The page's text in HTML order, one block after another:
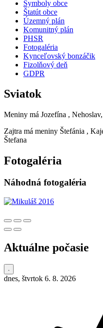
Symboly obce
Štatút obce
Územný plán
Komunitný plán
PHSR
Fotogaléria
Kynceľovský bonzáčik
Fizolňový deň
GDPR
Sviatok
Meniny má Jozefína ,
Zajtra má meniny Štefánia ,
Štefana
Fotogaléria
Náhodná fotogaléria
Aktuálne počasie
dnes, štvrtok 6. 8. 2026